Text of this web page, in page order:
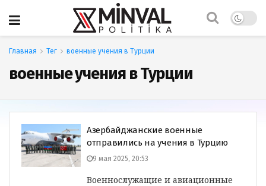
Главная Тег военные учения в Турции
военные учения в Турции
Азербайджанские военные
отправились на учения в Турцию
9 мая 2025, 20:53
Военнослужащие и авиационные